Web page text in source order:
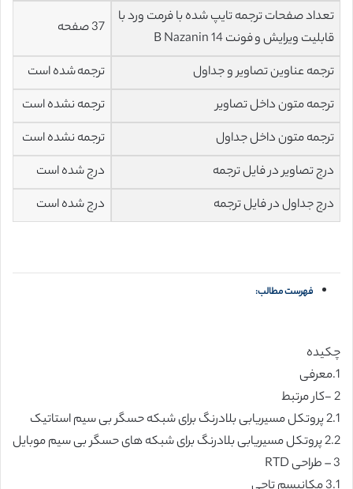
تعداد صفحات ترجمه تایپ شده با فرمت ورد با
قابلیت ویرایش و فونت 14 B Nazanin
37 صفحه
ترجمه عناوین تصاویر و جداول
ترجمه شده است
ترجمه متون داخل تصاویر
ترجمه نشده است
ترجمه متون داخل جداول
ترجمه نشده است
درج تصاویر در فایل ترجمه
درج شده است
درج جداول در فایل ترجمه
درج شده است
فهرست مطالب:
چکیده
1.معرفی
2 -کار مرتبط
2.1 پروتکل مسیریابی بلادرنگ برای شبکه حسگر بی سیم استاتیک
2.2 پروتکل مسیریابی بلادرنگ برای شبکه های حسگر بی سیم موبایل
3 – طراحی RTD